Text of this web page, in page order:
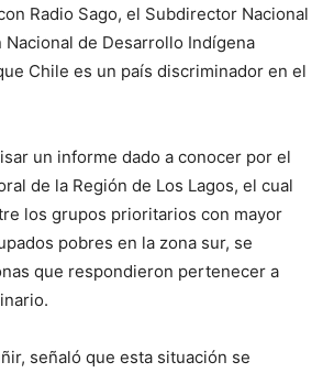
Radio Sago, el Subdirector Nacional
de Desarrollo Indígena
Chile es un país discriminador en el
un informe dado a conocer por el
de la Región de Los Lagos, el cual
los grupos prioritarios con mayor
pobres en la zona sur, se
que respondieron pertenecer a
señaló que esta situación se